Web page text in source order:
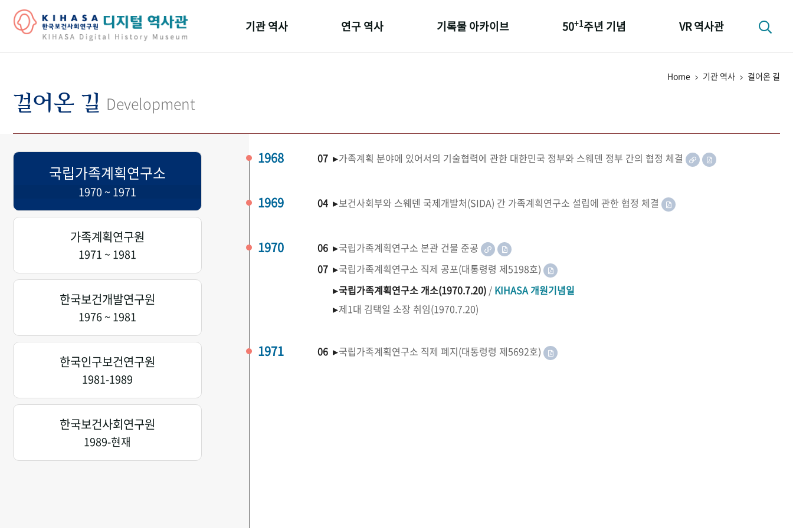
기관 역사 연구 역사 기록물 아카이브 50+1주년 기념 VR 역사관
Home 기관 역사 걸어온 길
걸어온 길 Development
국립가족계획연구소
1970 ~ 1971
가족계획연구원
1971 ~ 1981
한국보건개발연구원
1976 ~ 1981
한국인구보건연구원
1981-1989
한국보건사회연구원
1989-현재
1968 07 ▸가족계획 분야에 있어서의 기술협력에 관한 대한민국 정부와 스웨덴 정부 간의 협정 체결
1969 04 ▸보건사회부와 스웨덴 국제개발처(SIDA) 간 가족계획연구소 설립에 관한 협정 체결
1970 06 ▸국립가족계획연구소 본관 건물 준공
07 ▸국립가족계획연구소 직제 공포(대통령령 제5198호)
▸국립가족계획연구소 개소(1970.7.20) / KIHASA 개원기념일
▸제1대 김택일 소장 취임(1970.7.20)
1971 06 ▸국립가족계획연구소 직제 폐지(대통령령 제5692호)